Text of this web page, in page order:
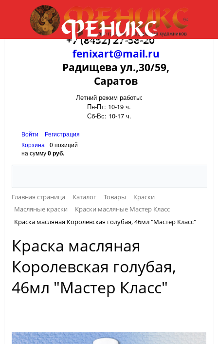
+7 (8452) 27-58-20
fenixart@mail.ru
Радищева ул.,30/59,
Саратов
Летний режим работы:
Пн-Пт: 10-19 ч.
Сб-Вс: 10-17 ч.
Войти
Регистрация
Корзина
0 позиций
на сумму0 руб.
Главная страница Каталог Товары
Краски
Масляные краски
Краски масляные Мастер Класс
Краска масляная Королевская голубая, 46мл "Мастер Класс"
Краска масляная
Королевская голубая,
46мл "Мастер Класс"